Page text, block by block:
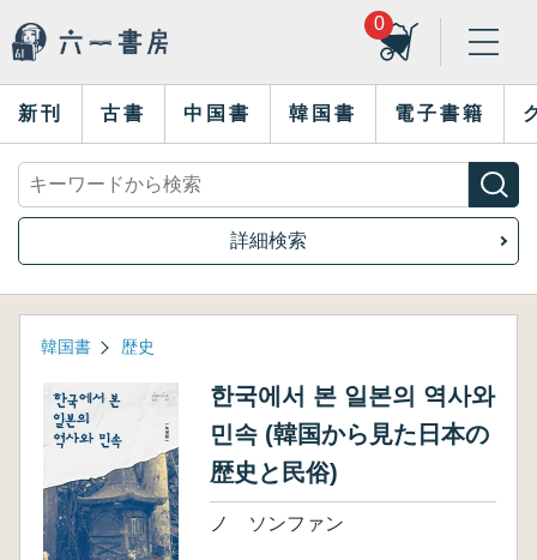
0
新刊 古書 中国書 韓国書 電子書籍
詳細検索
韓国書 歴史
한국에서 본 일본의 역사와
민속 (韓国から見た日本の
歴史と民俗)
ノ ソンファン